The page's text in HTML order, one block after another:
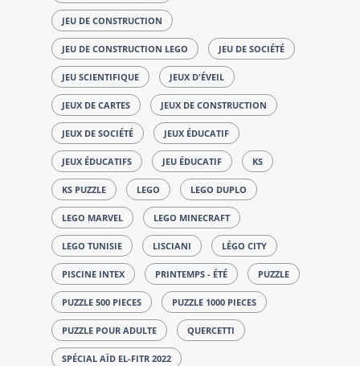
JEU DE CONSTRUCTION
JEU DE CONSTRUCTION LEGO JEU DE SOCIÉTÉ
JEU SCIENTIFIQUE JEUX D'ÉVEIL
JEUX DE CARTES JEUX DE CONSTRUCTION
JEUX DE SOCIÉTÉ JEUX ÉDUCATIF
JEUX ÉDUCATIFS JEU ÉDUCATIF KS
KS PUZZLE LEGO LEGO DUPLO
LEGO MARVEL LEGO MINECRAFT
LEGO TUNISIE LISCIANI LÉGO CITY
PISCINE INTEX PRINTEMPS - ÉTÉ PUZZLE
PUZZLE 500 PIECES PUZZLE 1000 PIECES
PUZZLE POUR ADULTE QUERCETTI
SPÉCIAL AÏD EL-FITR 2022